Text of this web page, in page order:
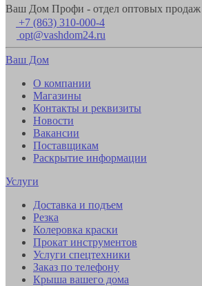
Ваш Дом Профи - отдел оптовых продаж
+7 (863) 310-000-4
opt@vashdom24.ru
Ваш Дом
О компании
Магазины
Контакты и реквизиты
Новости
Вакансии
Поставщикам
Раскрытие информации
Услуги
Доставка и подъем
Резка
Колеровка краски
Прокат инструментов
Услуги спецтехники
Заказ по телефону
Крыша вашего дома